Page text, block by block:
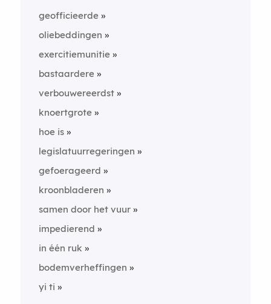
geofficieerde
oliebeddingen
exercitiemunitie
bastaardere
verbouwereerdst
knoertgrote
hoe is
legislatuurregeringen
gefoerageerd
kroonbladeren
samen door het vuur
impedierend
in één ruk
bodemverheffingen
yi ti